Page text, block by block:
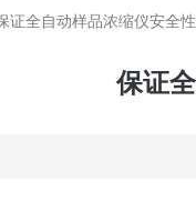
证全自动样品浓缩仪安全
保证